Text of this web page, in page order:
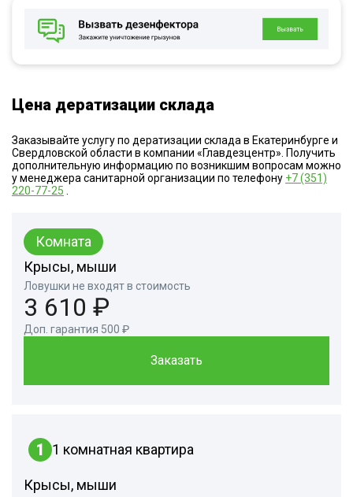
Цена дератизации склада
Заказывайте услугу по дератизации склада в Екатеринбурге и
Свердловской области в компании «Главдезцентр». Получить
дополнительную информацию по возникшим вопросам можно
у менеджера санитарной организации по телефону +7 (351)
220-77-25 .
Комната
Крысы, мыши
Ловушки не входят в стоимость
3 610 ₽
Доп. гарантия 500 ₽
Заказать
1 1 комнатная квартира
Крысы, мыши